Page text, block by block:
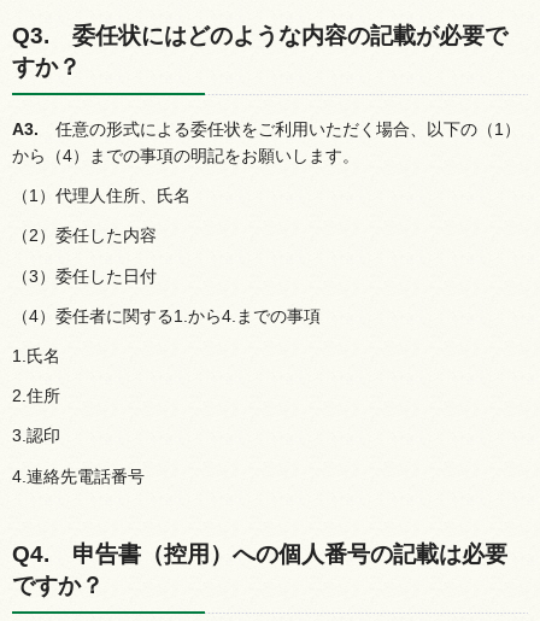
Q3. 委任状にはどのような内容の記載が必要で
すか？
A3. 任意の形式による委任状をご利用いただく場合、以下の（1）
から（4）までの事項の明記をお願いします。
（1）代理人住所、氏名
（2）委任した内容
（3）委任した日付
（4）委任者に関する1.から4.までの事項
1.氏名
2.住所
3.認印
4.連絡先電話番号
Q4. 申告書（控用）への個人番号の記載は必要
ですか？